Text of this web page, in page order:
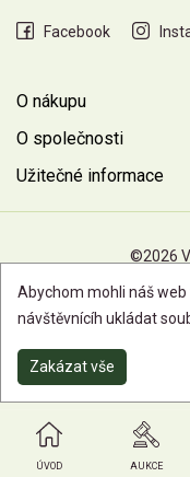
ÚVOD AUKCE
Facebook
O nákupu
O společnosti
Užitečné informace
©2026
Abychom mohli náš
návštěvnícíh ukládat
Zakázat vše